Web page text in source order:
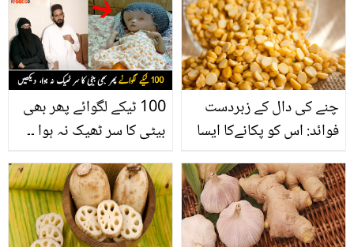
دونوں سابق شوہروں کے
متعلق پہلی بار بول پڑیں
چکے تو ہم آپ کی پریشانی
کے3 آسان گھریلوحل لے
کرآئے ہیں۔
100 ٹیکے لگوائے پھر بھی
بیٹی کا سر ٹھیک نہ ہوا ۔۔
کا شکار ہے جو امریکی
ڈاکٹر بھی علاج سے ڈر تے
ہیں؟ ویڈیو
چنے کی دال کے زبردست
فوائد: اس کو پکانےکا ایسا
گیس نہیں ہوتی؟ جانیں
اور آپ بھی آزمائیں